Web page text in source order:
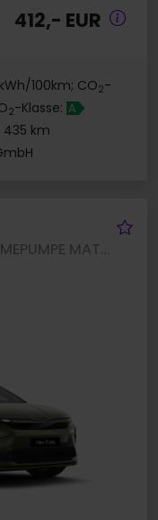
412,- EUR
100km; CO2-
2-Klasse: A
435 km
Enyaq 85 SPORTLINE AHK WÄRMEPUMPE MATRIXLED LM20